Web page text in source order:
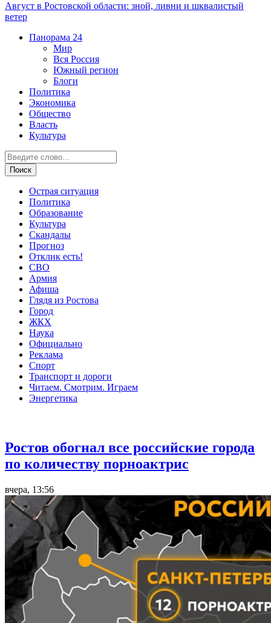
Август в Ростовской области: зной, ливни и шквалистый
ветер
Панорама 24
Мир
Вся Россия
Южный регион
Блоги
Политика
Экономика
Общество
Власть
Культура
Острая ситуация
Политика
Образование
Культура
Скандалы
Прогноз
Отклик есть!
СВО
Армия
Афиша
Глядя из Ростова
Город
ЖКХ
Наука
Официально
Реклама
Спорт
Транспорт и дороги
Читаем. Смотрим. Играем
Энергетика
Ростов обогнал все российские города
по количеству порноактрис
вчера, 13:56